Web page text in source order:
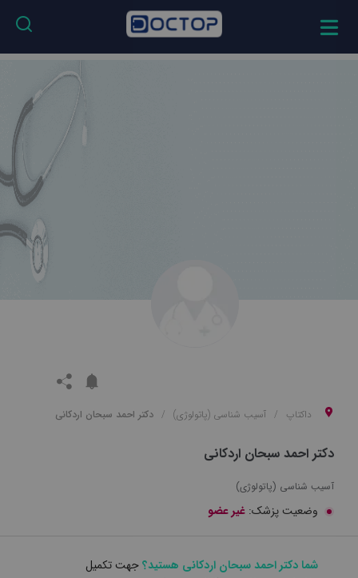
داکتاپ آسیب شناسی (پاتولوژی) دکتر احمد سبحان اردکانی
دکتر احمد سبحان اردکانی
آسیب شناسی (پاتولوژی)
وضعیت پزشک: غیر عضو
شما دکتر احمد سبحان اردکانی هستید؟جهت تکمیل